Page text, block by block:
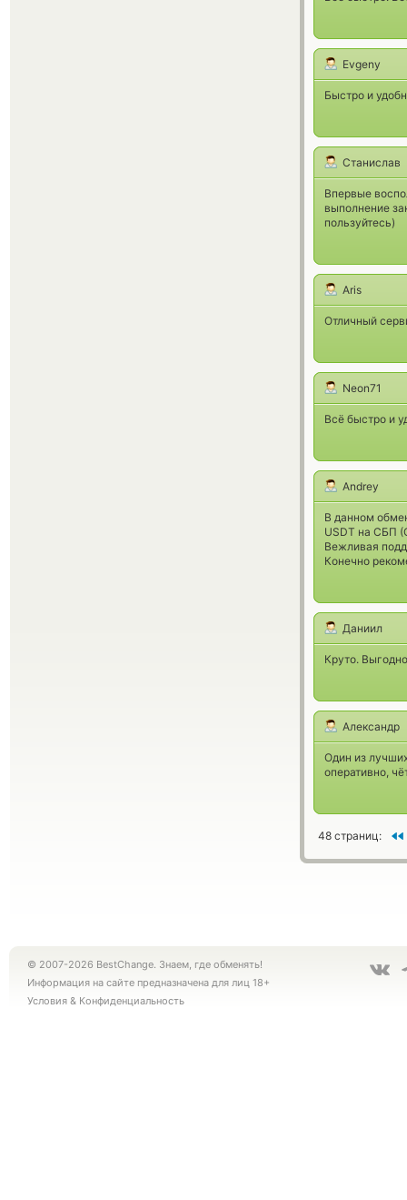
Evgeny
Быстро и
Станислав
Впервые
выполнение
пользуйтесь)
Aris
Отличный
Neon71
Всё быстро и
Andrey
В данном
USDT на СБП
Вежливая
Конечно
Даниил
Круто.
Александр
Один из
оперативно,
48 страниц:
© 2007-2026 BestChange. Знаем, где обменять!
Информация на сайте предназначена для лиц 18+
Условия & Конфиденциальность